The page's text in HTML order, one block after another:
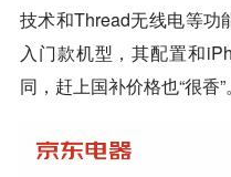
技术和Thread无线电等功
入门款机型，其配置和
同，赶上国补价格也“很香”。